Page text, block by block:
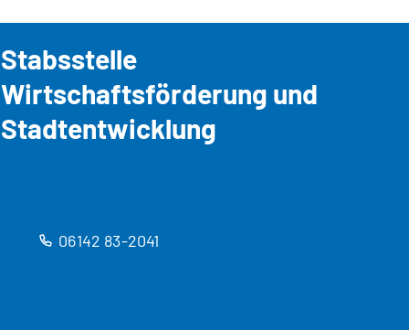
Stabsstelle
Wirtschaftsförderung und
Stadtentwicklung
06142 83-2041